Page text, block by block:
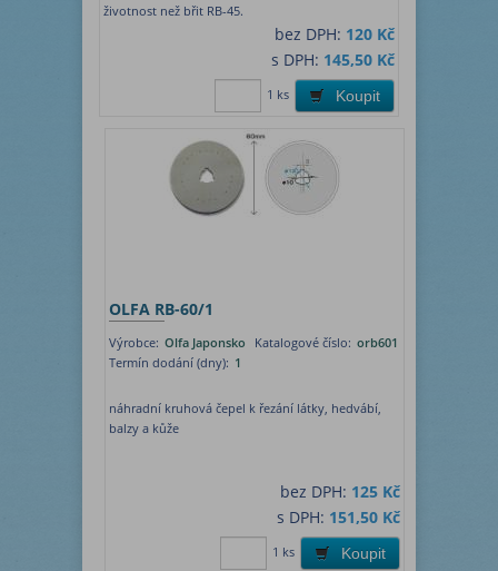
životnost než břit RB-45.
bez DPH: 120 Kč
s DPH: 145,50 Kč
Koupit
1 ks
OLFA RB-60/1
Výrobce: Olfa Japonsko Katalogové číslo: orb601
Termín dodání (dny): 1
náhradní kruhová čepel k řezání látky, hedvábí,
balzy a kůže
bez DPH: 125 Kč
s DPH: 151,50 Kč
Koupit
1 ks